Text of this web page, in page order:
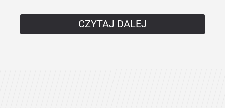
CZYTAJ DALEJ